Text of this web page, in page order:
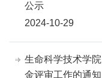
公示
2024-10-29
生命科学技术学
金评审工作的通知